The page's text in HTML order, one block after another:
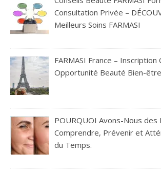
Consultation Privée –
Meilleurs Soins FARMASI
FARMASI France –
Opportunité Beauté Bien-être
POURQUOI Avons-Nous des
Comprendre, Prévenir et
du Temps.